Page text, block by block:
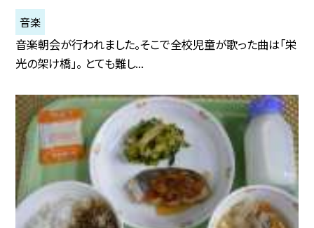
音楽
音楽朝会が行われました。そこで全校児童が歌った曲は「栄
光の架け橋」。 とても難し...